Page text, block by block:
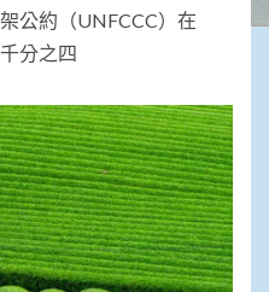
公約（UNFCCC）在
分之四